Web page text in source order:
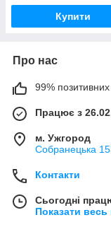
Купити
Про нас
99% позитивних
Працює з
м. Ужгород
Собранецька
Контакти
Сьогодні
Показати весь